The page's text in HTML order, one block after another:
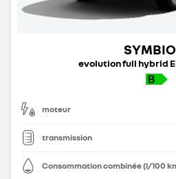
evolution full hybrid
moteur
transmission
Consommation combinée (l/100